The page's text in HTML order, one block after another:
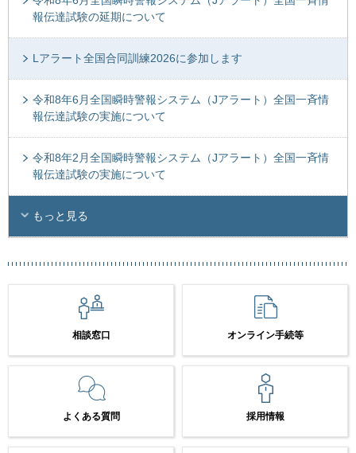
報伝達試験の延期について
Lアラート全国合同訓練2026に参加します
令和8年6月全国瞬時警報システム（Jアラート）全国一斉情
報伝達試験の実施について
令和8年2月全国瞬時警報システム（Jアラート）全国一斉情
報伝達試験の実施について
もっと見る
相談窓口 オンライン手続等
よくある質問 採用情報